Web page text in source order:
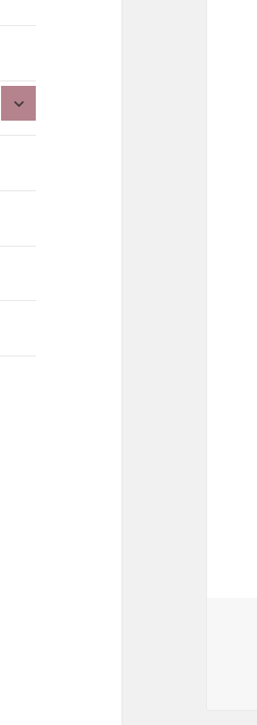
ouvrir
le